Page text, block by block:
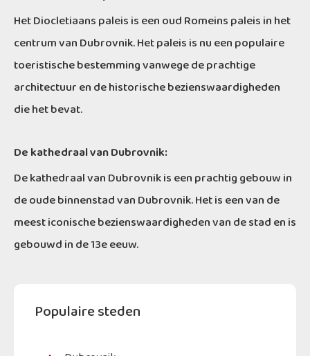
Het Diocletiaans paleis is een oud Romeins paleis in het
centrum van Dubrovnik. Het paleis is nu een populaire
toeristische bestemming vanwege de prachtige
architectuur en de historische bezienswaardigheden
die het bevat.
De kathedraal van Dubrovnik:
De kathedraal van Dubrovnik is een prachtig gebouw in
de oude binnenstad van Dubrovnik. Het is een van de
meest iconische bezienswaardigheden van de stad en is
gebouwd in de 13e eeuw.
Populaire steden